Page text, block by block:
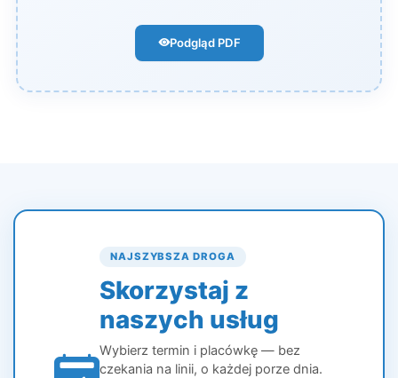
Podgląd PDF
NAJSZYBSZA DROGA
Skorzystaj z
naszych usług
Wybierz termin i placówkę — bez
czekania na linii, o każdej porze dnia.